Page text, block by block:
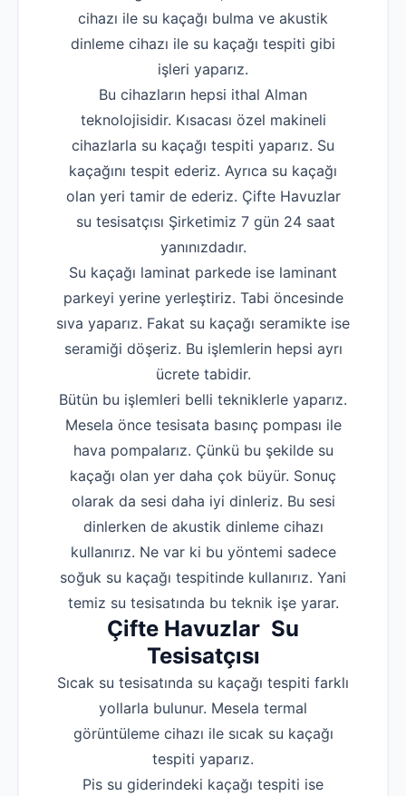
cihazı ile su kaçağı bulma ve akustik
dinleme cihazı ile su kaçağı tespiti gibi
işleri yaparız.
Bu cihazların hepsi ithal Alman
teknolojisidir. Kısacası özel makineli
cihazlarla su kaçağı tespiti yaparız. Su
kaçağını tespit ederiz. Ayrıca su kaçağı
olan yeri tamir de ederiz. Çifte Havuzlar
su tesisatçısı Şirketimiz 7 gün 24 saat
yanınızdadır.
Su kaçağı laminat parkede ise laminant
parkeyi yerine yerleştiriz. Tabi öncesinde
sıva yaparız. Fakat su kaçağı seramikte ise
seramiği döşeriz. Bu işlemlerin hepsi ayrı
ücrete tabidir.
Bütün bu işlemleri belli tekniklerle yaparız.
Mesela önce tesisata basınç pompası ile
hava pompalarız. Çünkü bu şekilde su
kaçağı olan yer daha çok büyür. Sonuç
olarak da sesi daha iyi dinleriz. Bu sesi
dinlerken de akustik dinleme cihazı
kullanırız. Ne var ki bu yöntemi sadece
soğuk su kaçağı tespitinde kullanırız. Yani
temiz su tesisatında bu teknik işe yarar.
Çifte Havuzlar Su
Tesisatçısı
Sıcak su tesisatında su kaçağı tespiti farklı
yollarla bulunur. Mesela termal
görüntüleme cihazı ile sıcak su kaçağı
tespiti yaparız.
Pis su giderindeki kaçağı tespiti ise